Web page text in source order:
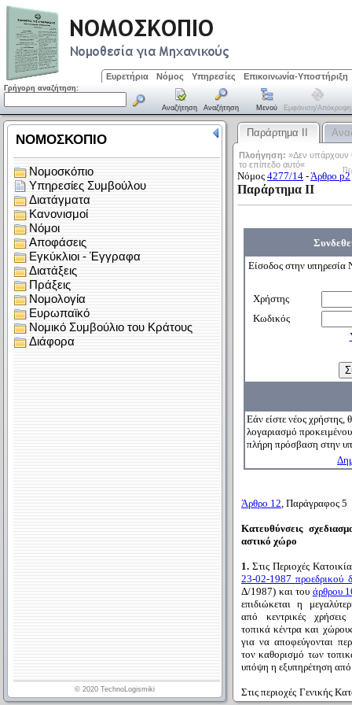
Ευρετήρια Νόμος Υπηρεσίες Επικοινωνία-Υποστήριξη
Γρήγορη αναζήτηση:
Αναζήτηση Αναζήτηση Μενού Εμφάνιση/απόκρυψη
Παράρτημα IΙ